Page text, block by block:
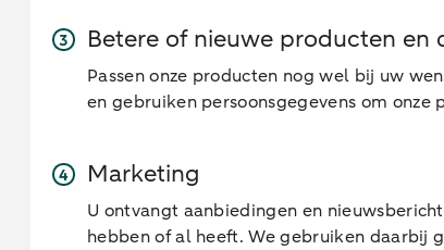
Betere of nieuwe producten en
Passen onze producten nog wel bij uw
en gebruiken persoonsgegevens om
Marketing
U ontvangt aanbiedingen en
hebben of al heeft. We gebruiken daarbij